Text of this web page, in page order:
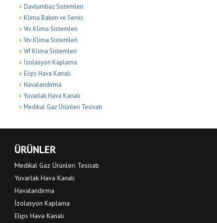
Davlumbaz Sistemleri
Klima Bakım ve Servis
Vrs Klima Sistemleri
Vrv Klima Sistemleri
Vrf Klima Sistemleri
İzolasyon Kaplama
Elips Hava Kanalı
Havalandırma
Yuvarlak Hava Kanalı
Medikal Gaz Ürünleri Tesisatı
ÜRÜNLER
Medikal Gaz Ürünleri Tesisatı
Yuvarlak Hava Kanalı
Havalandırma
İzolasyon Kaplama
Elips Hava Kanalı